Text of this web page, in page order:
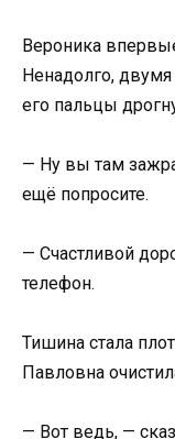
Вероника
Ненадолго,
его пальцы
— Ну вы там
ещё попросите.
— Счастливой
телефон.
Тишина стала
Павловна
— Вот ведь, —